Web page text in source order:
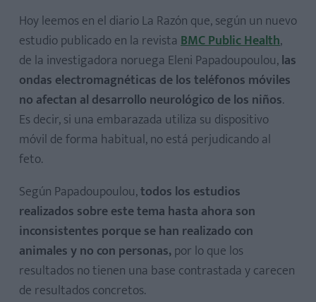
Hoy leemos en el diario La Razón que, según un nuevo
estudio publicado en la revista BMC Public Health,
de la investigadora noruega Eleni Papadoupoulou,las
ondas electromagnéticas de los teléfonos móviles
no afectan al desarrollo neurológico de los niños.
Es decir, si una embarazada utiliza su dispositivo
móvil de forma habitual, no está perjudicando al
feto.
Según Papadoupoulou,todos los estudios
realizados sobre este tema hasta ahora son
inconsistentes porque se han realizado con
animales y no con personas,por lo que los
resultados no tienen una base contrastada y carecen
de resultados concretos.